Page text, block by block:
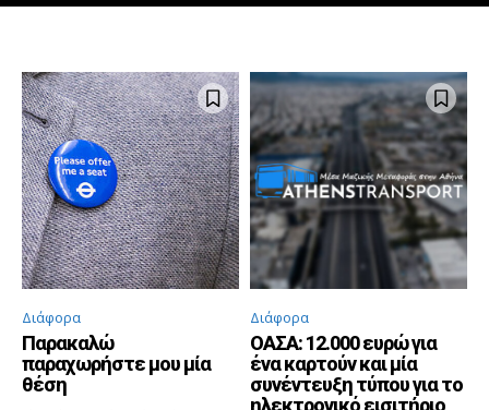
Διάφορα
Παρακαλώ
παραχωρήστε μου μία
θέση
Διάφορα
ΟΑΣΑ: 12.000 ευρώ για
ένα καρτούν και μία
συνέντευξη τύπου για το
ηλεκτρονικό εισιτήριο